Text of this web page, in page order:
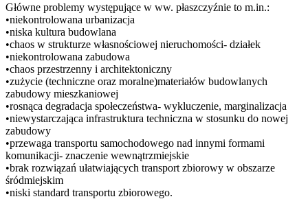
Główne problemy występujące w ww. płaszczyźnie to m.in.:
•niekontrolowana urbanizacja
•niska kultura budowlana
•chaos w strukturze własnościowej nieruchomości- działek
•niekontrolowana zabudowa
•chaos przestrzenny i architektoniczny
•zużycie (techniczne oraz moralne)materiałów budowlanych
zabudowy mieszkaniowej
•rosnąca degradacja społeczeństwa- wykluczenie, marginalizacja
•niewystarczająca infrastruktura techniczna w stosunku do nowej
zabudowy
•przewaga transportu samochodowego nad innymi formami
komunikacji- znaczenie wewnątrzmiejskie
•brak rozwiązań ułatwiających transport zbiorowy w obszarze
śródmiejskim
•niski standard transportu zbiorowego.